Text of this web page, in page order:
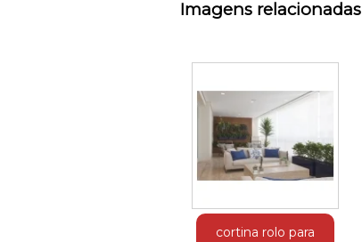
Imagens relacionadas
cortina rolo para